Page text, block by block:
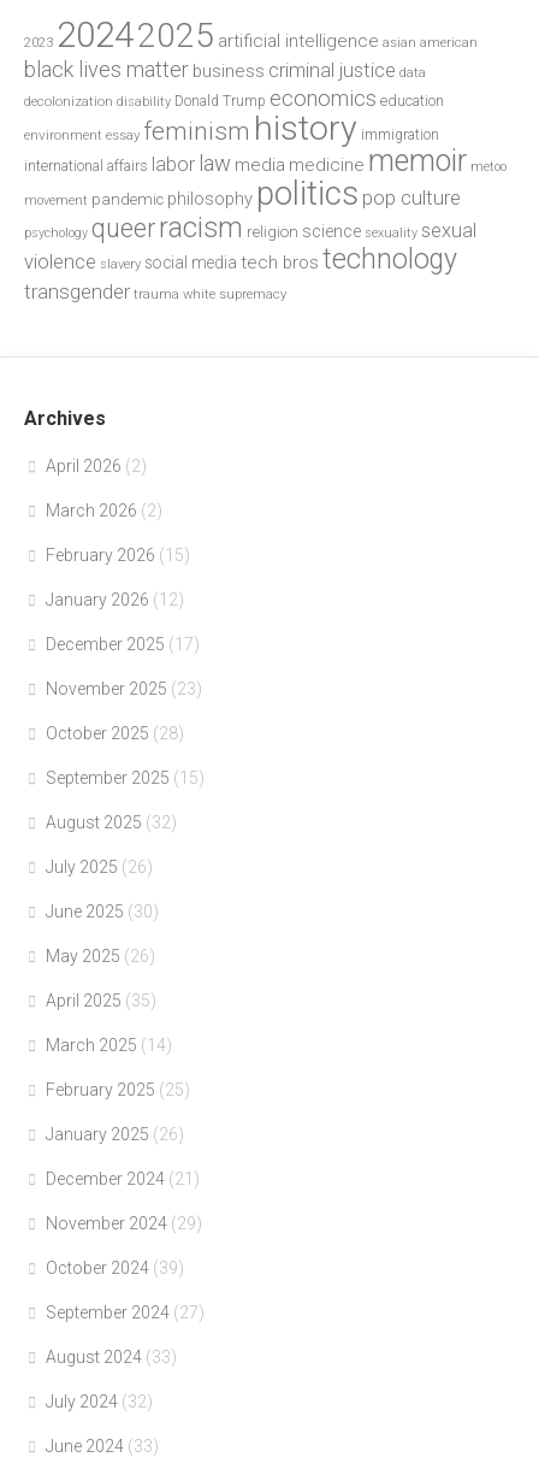
2023 20242025 artificial intelligence asian american
black lives matter business criminal justice data
decolonization disability Donald Trump economics education
environment essay feminism history immigration
international affairs labor law media medicine memoir metoo
movement pandemic philosophy politics pop culture
psychology queerracism religion science sexuality sexual
violence slavery social media tech bros technology
transgender trauma white supremacy
Archives
April 2026 (2)
March 2026 (2)
February 2026 (15)
January 2026 (12)
December 2025 (17)
November 2025 (23)
October 2025 (28)
September 2025 (15)
August 2025 (32)
July 2025 (26)
June 2025 (30)
May 2025 (26)
April 2025 (35)
March 2025 (14)
February 2025 (25)
January 2025 (26)
December 2024 (21)
November 2024 (29)
October 2024 (39)
September 2024 (27)
August 2024 (33)
July 2024 (32)
June 2024 (33)